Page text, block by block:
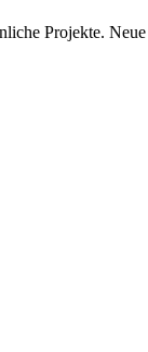
Projekte.